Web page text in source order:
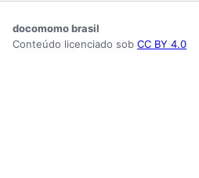
docomomo brasil
Conteúdo licenciado sob CC BY 4.0